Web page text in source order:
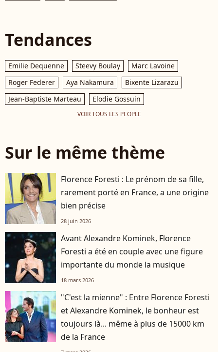
Tendances
Emilie Dequenne Steevy Boulay
Marc Lavoine
Roger Federer
Aya Nakamura
Bixente Lizarazu
Jean-Baptiste Marteau
Elodie Gossuin
VOIR TOUS LES PEOPLE
Sur le même thème
Florence Foresti : Le prénom de sa fille,
rarement porté en France, a une origine
bien précise
28 juin 2026
Avant Alexandre Kominek, Florence
Foresti a été en couple avec une figure
importante du monde la musique
18 mars 2026
"C'est la mienne" : Entre Florence Foresti
et Alexandre Kominek, le bonheur est
toujours là... même à plus de 15000 km
de la France